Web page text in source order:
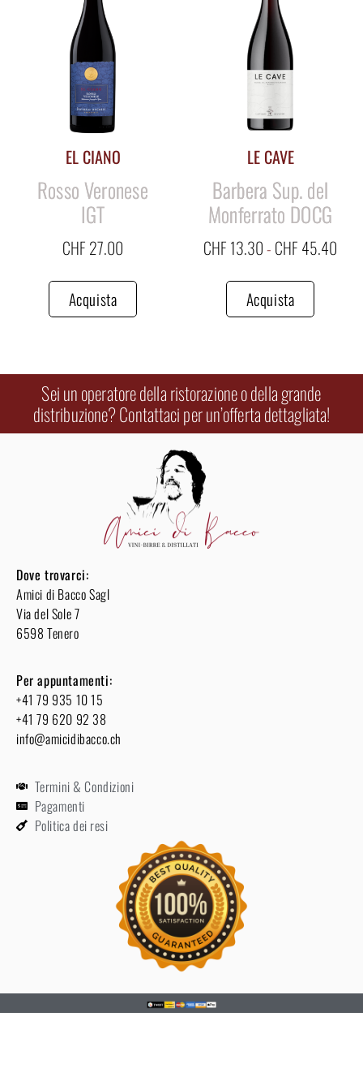
EL CIANO
Rosso Veronese
IGT
CHF 27.00
Acquista
LE CAVE
Barbera Sup. del
Monferrato DOCG
CHF 13.30- CHF 45.40
Acquista
Sei un operatore della ristorazione o della grande
distribuzione? Contattaci per un’offerta dettagliata!
Dove trovarci:
Amici di Bacco Sagl
Via del Sole 7
6598 Tenero
Per appuntamenti:
+41 79 935 10 15
+41 79 620 92 38
info@amicidibacco.ch
Termini & Condizioni
Pagamenti
Politica dei resi